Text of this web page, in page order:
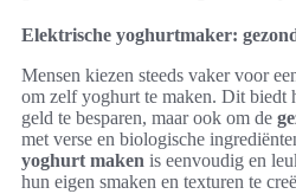
Elektrische yoghurtmaker:
Mensen kiezen steeds vaker voor
om zelf yoghurt te maken. Dit biedt
geld te besparen, maar ook om de
met verse en biologische
yoghurt maken is eenvoudig en
hun eigen smaken en texturen te